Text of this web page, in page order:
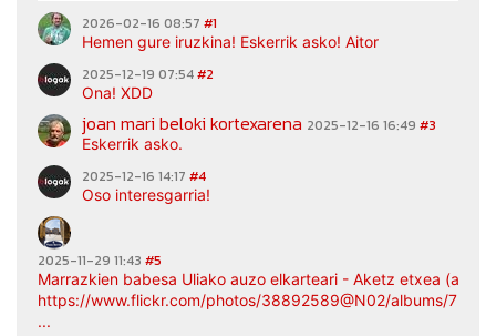
2026-02-16 08:57 #1
Hemen gure iruzkina! Eskerrik asko! Aitor
2025-12-19 07:54#2
Ona! XDD
joan mari beloki kortexarena 2025-12-16 16:49 #3
Eskerrik asko.
2025-12-16 14:17 #4
Oso interesgarria!
2025-11-29 11:43 #5
Marrazkien babesa Uliako auzo elkarteari - Aketz etxea
https://www.flickr.com/photos/38892589@N02/albums/
...